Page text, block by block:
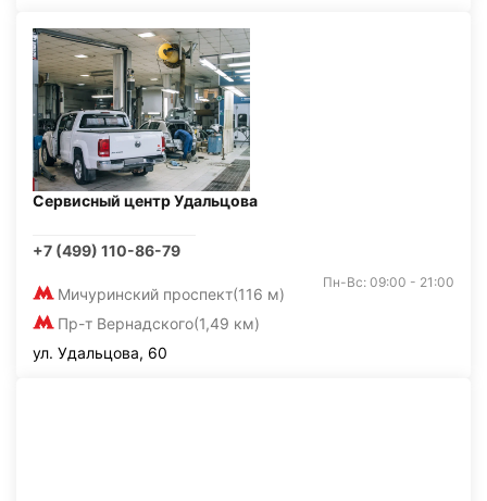
Сервисный центр Удальцова
+7 (499) 110-86-79
Мичуринский проспект(116 м)
Пр-т Вернадского(1,49 км)
Пн-Вс: 09:00 - 21:00
ул. Удальцова, 60